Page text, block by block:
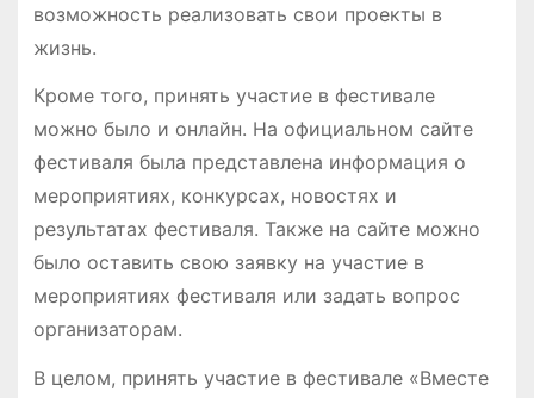
возможность реализовать свои проекты в
жизнь.
Кроме того, принять участие в фестивале
можно было и онлайн. На официальном сайте
фестиваля была представлена информация о
мероприятиях, конкурсах, новостях и
результатах фестиваля. Также на сайте можно
было оставить свою заявку на участие в
мероприятиях фестиваля или задать вопрос
организаторам.
В целом, принять участие в фестивале «Вместе